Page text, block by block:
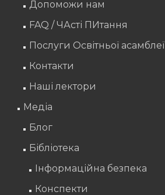
Допоможи нам
FAQ / ЧАсті ПИтання
Послуги Освітньої асамблеї
Контакти
Наші лектори
Медіа
Блог
Бібліотека
Інформаційна безпека
Конспекти